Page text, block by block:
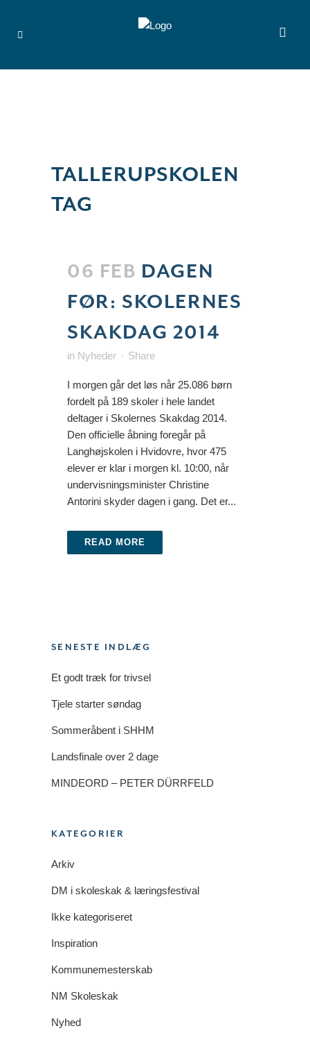
TALLERUPSKOLEN
TAG
06 FEB DAGEN
FØR: SKOLERNES
SKAKDAG 2014
in Nyheder Share
I morgen går det løs når 25.086 børn
fordelt på 189 skoler i hele landet
deltager i Skolernes Skakdag 2014.
Den officielle åbning foregår på
Langhøjskolen i Hvidovre, hvor 475
elever er klar i morgen kl. 10:00, når
undervisningsminister Christine
Antorini skyder dagen i gang. Det er...
READ MORE
SENESTE INDLÆG
Et godt træk for trivsel
Tjele starter søndag
Sommeråbent i SHHM
Landsfinale over 2 dage
MINDEORD – PETER DÜRRFELD
KATEGORIER
Arkiv
DM i skoleskak & læringsfestival
Ikke kategoriseret
Inspiration
Kommunemesterskab
NM Skoleskak
Nyhed